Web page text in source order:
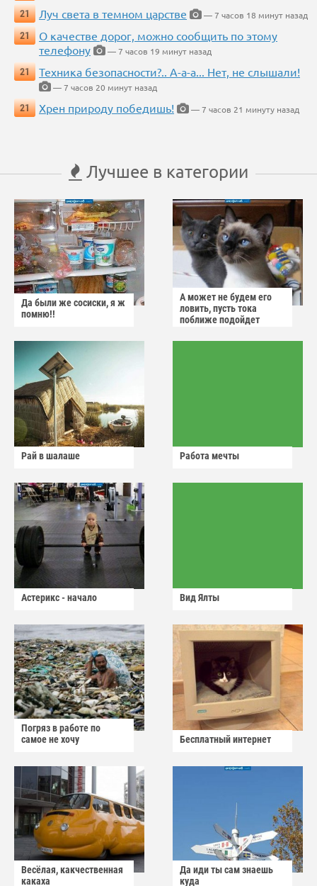
21
Луч света в темном царстве
— 7 часов 18 минут назад
21
О качестве дорог, можно сообщить по этому
телефону
— 7 часов 19 минут назад
21
Техника безопасности?.. А-а-а... Нет, не слышали!
— 7 часов 20 минут назад
21
Хрен природу победишь! — 7 часов 21 минуту назад
Лучшее в категории
Да были же сосиски, я ж
помню!!
А может не будем его
ловить, пусть тока
поближе подойдет
Рай в шалаше Работа мечты
Астерикс - начало Вид Ялты
Погряз в работе по
самое не хочу
Бесплатный интернет
Весёлая, какчественная
какаха
Да иди ты сам знаешь
куда